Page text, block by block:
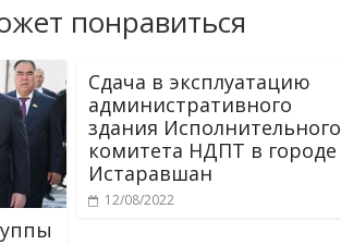
понравиться
Сдача в эксплуатацию
административного
здания Исполнительного
комитета НДПТ в городе
Истаравшан
12/08/2022